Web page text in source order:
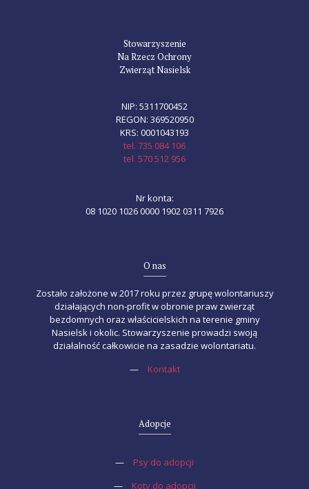
Stowarzyszenie
Na Rzecz Ochrony
Zwierząt Nasielsk
NIP: 5311700452
REGON: 369520950
KRS: 0001043193
tel. 735 084 106
tel. 570 512 956
Nr konta:
08 1020 1026 0000 1902 0311 7926
O nas
Zostało założone w 2017 roku przez grupę wolontariuszy
działających non-profit w obronie praw zwierząt
bezdomnych oraz właścicielskich na terenie gminy
Nasielsk i okolic. Stowarzyszenie prowadzi swoją
działalność całkowicie na zasadzie wolontariatu.
—
Kontakt
Adopcje
—
Psy do adopcji
—
Koty do adopcji